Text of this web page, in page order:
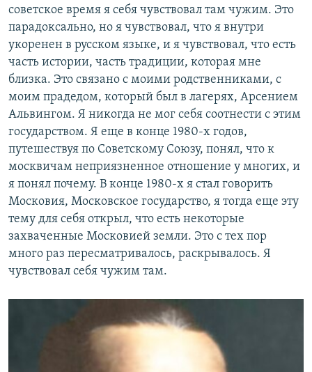
советское время я себя чувствовал там чужим. Это
парадоксально, но я чувствовал, что я внутри
укоренен в русском языке, и я чувствовал, что есть
часть истории, часть традиции, которая мне
близка. Это связано с моими родственниками, с
моим прадедом, который был в лагерях, Арсением
Альвингом. Я никогда не мог себя соотнести с этим
государством. Я еще в конце 1980-х годов,
путешествуя по Советскому Союзу, понял, что к
москвичам неприязненное отношение у многих, и
я понял почему. В конце 1980-х я стал говорить
Московия, Московское государство, я тогда еще эту
тему для себя открыл, что есть некоторые
захваченные Московией земли. Это с тех пор
много раз пересматривалось, раскрывалось. Я
чувствовал себя чужим там.